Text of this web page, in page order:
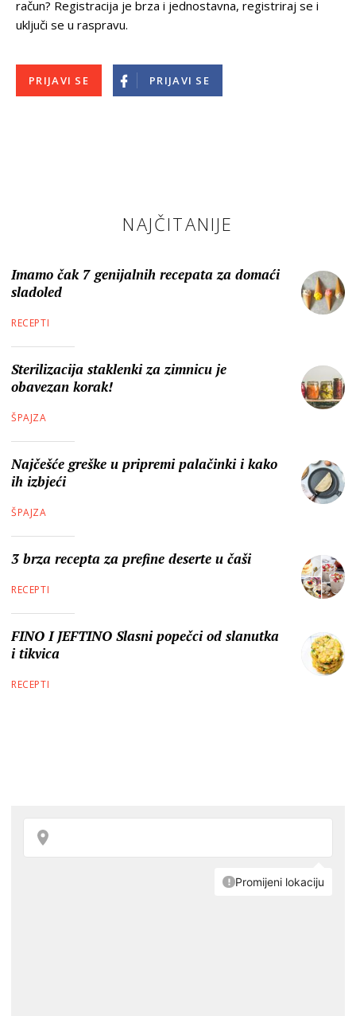
račun? Registracija je brza i jednostavna, registriraj se i
uključi se u raspravu.
PRIJAVI SE PRIJAVI SE
NAJČITANIJE
Imamo čak 7 genijalnih recepata za domaći
sladoled
RECEPTI
Sterilizacija staklenki za zimnicu je
obavezan korak!
ŠPAJZA
Najčešće greške u pripremi palačinki i kako
ih izbjeći
ŠPAJZA
3 brza recepta za prefine deserte u čaši
RECEPTI
FINO I JEFTINO Slasni popečci od slanutka
i tikvica
RECEPTI